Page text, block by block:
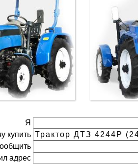
Я
купить
адрес